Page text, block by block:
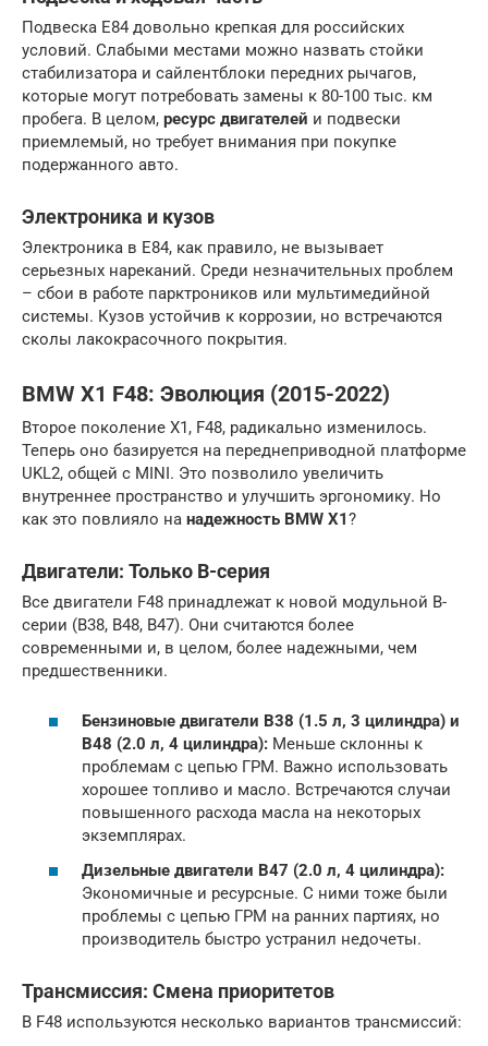
Подвеска E84 довольно крепкая для российских
условий. Слабыми местами можно назвать стойки
стабилизатора и сайлентблоки передних рычагов,
которые могут потребовать замены к 80-100 тыс. км
пробега. В целом, ресурс двигателей и подвески
приемлемый, но требует внимания при покупке
подержанного авто.
Электроника и кузов
Электроника в E84, как правило, не вызывает
серьезных нареканий. Среди незначительных проблем
– сбои в работе парктроников или мультимедийной
системы. Кузов устойчив к коррозии, но встречаются
сколы лакокрасочного покрытия.
BMW X1 F48: Эволюция (2015-2022)
Второе поколение X1, F48, радикально изменилось.
Теперь оно базируется на переднеприводной платформе
UKL2, общей с MINI. Это позволило увеличить
внутреннее пространство и улучшить эргономику. Но
как это повлияло на надежность BMW X1?
Двигатели: Только B-серия
Все двигатели F48 принадлежат к новой модульной B-
серии (B38, B48, B47). Они считаются более
современными и, в целом, более надежными, чем
предшественники.
Бензиновые двигатели B38 (1.5 л, 3 цилиндра) и
B48 (2.0 л, 4 цилиндра): Меньше склонны к
проблемам с цепью ГРМ. Важно использовать
хорошее топливо и масло. Встречаются случаи
повышенного расхода масла на некоторых
экземплярах.
Дизельные двигатели B47 (2.0 л, 4 цилиндра):
Экономичные и ресурсные. С ними тоже были
проблемы с цепью ГРМ на ранних партиях, но
производитель быстро устранил недочеты.
Трансмиссия: Смена приоритетов
В F48 используются несколько вариантов трансмиссий: